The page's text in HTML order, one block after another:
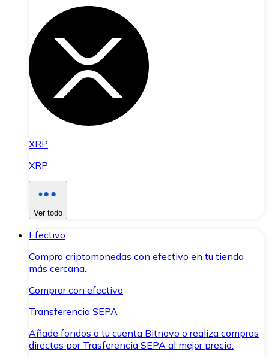
XRP
XRP
Ver todo
Efectivo
Compra criptomonedas con efectivo en tu tienda
más cercana.
Comprar con efectivo
Transferencia SEPA
Añade fondos a tu cuenta Bitnovo o realiza compras
directas por Trasferencia SEPA al mejor precio.